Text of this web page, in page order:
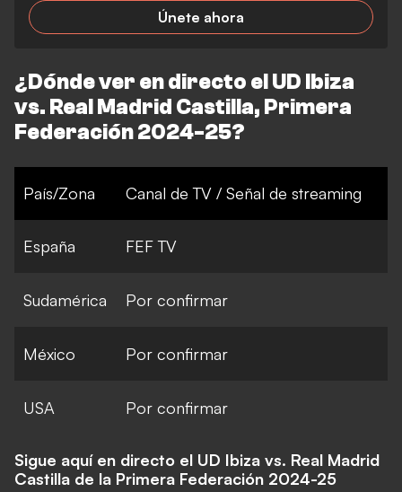
Únete ahora
¿Dónde ver en directo el UD Ibiza
vs. Real Madrid Castilla, Primera
Federación 2024-25?
País/Zona Canal de TV / Señal de streaming
España FEF TV
Sudamérica Por confirmar
México Por confirmar
USA Por confirmar
Sigue aquí en directo el UD Ibiza vs. Real Madrid
Castilla de la Primera Federación 2024-25